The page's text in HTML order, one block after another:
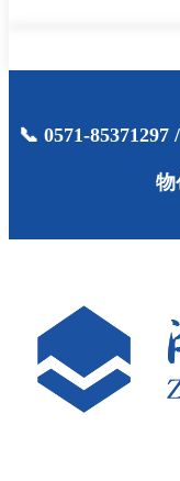
📞 0571-
物